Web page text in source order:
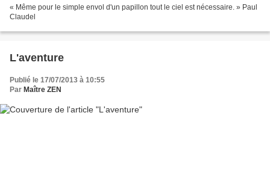
« Même pour le simple envol d'un papillon tout le ciel est nécessaire. » Paul
Claudel
L'aventure
Publié le 17/07/2013 à 10:55
Par Maître ZEN